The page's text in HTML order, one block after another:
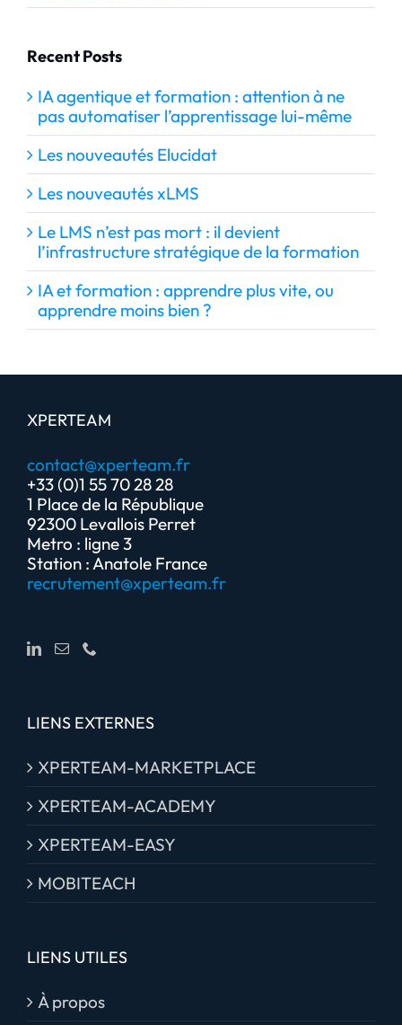
Recent Posts
IA agentique et formation : attention à ne
pas automatiser l’apprentissage lui-même
Les nouveautés Elucidat
Les nouveautés xLMS
Le LMS n’est pas mort : il devient
l’infrastructure stratégique de la formation
IA et formation : apprendre plus vite, ou
apprendre moins bien ?
XPERTEAM
contact@xperteam.fr
+33 (0)1 55 70 28 28
1 Place de la République
92300 Levallois Perret
Metro : ligne 3
Station : Anatole France
recrutement@xperteam.fr
LIENS EXTERNES
XPERTEAM-MARKETPLACE
XPERTEAM-ACADEMY
XPERTEAM-EASY
MOBITEACH
LIENS UTILES
À propos